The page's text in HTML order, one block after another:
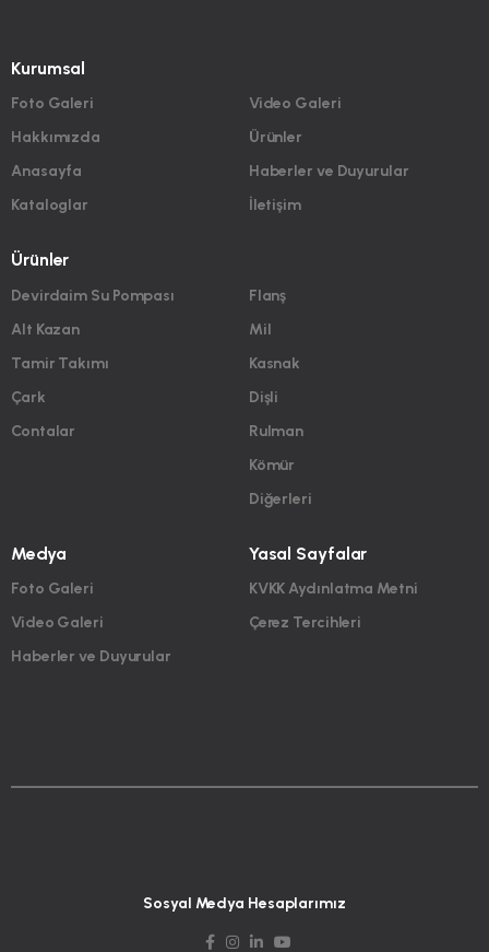
Kurumsal
Foto Galeri
Hakkımızda
Anasayfa
Kataloglar
Video Galeri
Ürünler
Haberler ve Duyurular
İletişim
Ürünler
Devirdaim Su Pompası
Alt Kazan
Tamir Takımı
Çark
Contalar
Flanş
Mil
Kasnak
Dişli
Rulman
Kömür
Diğerleri
Medya
Foto Galeri
Video Galeri
Haberler ve Duyurular
Yasal Sayfalar
KVKK Aydınlatma Metni
Çerez Tercihleri
Sosyal Medya Hesaplarımız